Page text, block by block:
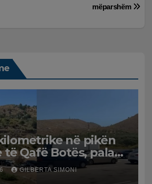
mëparshëm
në pikën
Qafë Botës, pala
defekt në
mbeten të
GILBERTA SIMONI